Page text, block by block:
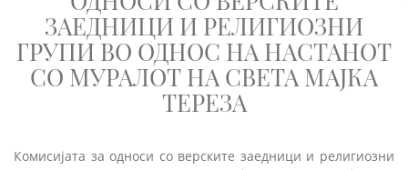
ЗАЕДНИЦИ И РЕЛИГИОЗНИ
ГРУПИ ВО ОДНОС НА НАСТАНОТ
СО МУРАЛОТ НА СВЕТА МАЈКА
ТЕРЕЗА
Комисијата за односи со верските заедници и религиозни